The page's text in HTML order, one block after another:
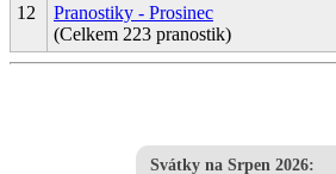
12
Pranostiky - Prosinec
(Celkem 223 pranostik)
Svátky na Srpen 2026: